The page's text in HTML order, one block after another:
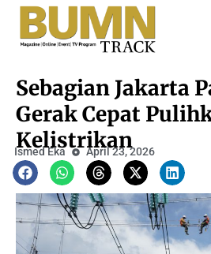
Sebagian Jakarta
Gerak Cepat
Kelistrikan
Ismed Eka April 23, 2026